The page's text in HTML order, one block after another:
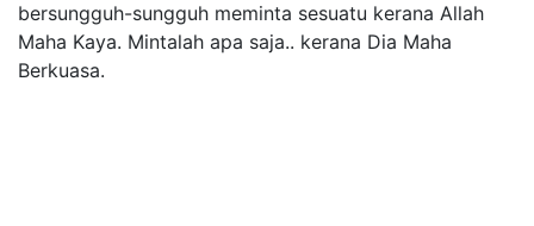
bersungguh-sungguh meminta sesuatu kerana Allah
Maha Kaya. Mintalah apa saja.. kerana Dia Maha
Berkuasa.